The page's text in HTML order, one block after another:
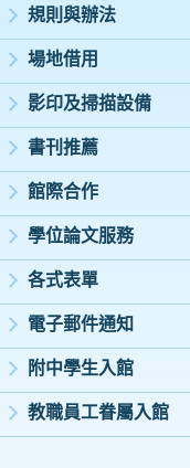
規則與辦法
場地借用
影印及掃描設備
書刊推薦
館際合作
學位論文服務
各式表單
電子郵件通知
附中學生入館
教職員工眷屬入館